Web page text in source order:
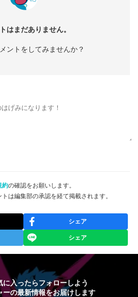
はまだありません。
ントをしてみませんか？
約の確認をお願いします。
は編集部の承認を経て掲載されます。
シェア
シェア
に入ったらフォローしよう
ーの最新情報をお届けします